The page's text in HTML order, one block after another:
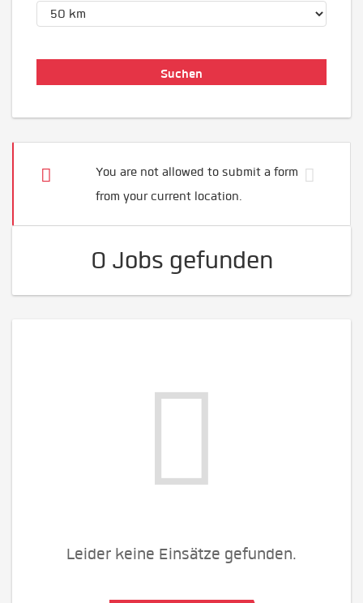
You are not allowed to submit a form
from your current location.
0 Jobs gefunden
Leider keine Einsätze gefunden.